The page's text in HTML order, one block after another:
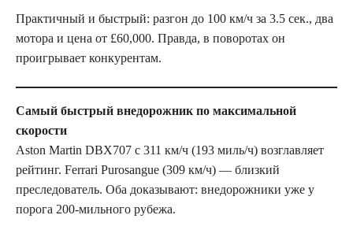
Практичный и быстрый: разгон до 100 км/ч за 3.5 сек., два
мотора и цена от £60,000. Правда, в поворотах он
проигрывает конкурентам.
Самый быстрый внедорожник по максимальной
скорости
Aston Martin DBX707 с 311 км/ч (193 миль/ч) возглавляет
рейтинг. Ferrari Purosangue (309 км/ч) — близкий
преследователь. Оба доказывают: внедорожники уже у
порога 200-мильного рубежа.